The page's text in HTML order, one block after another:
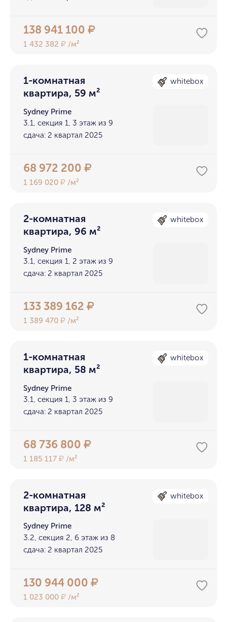
138 941 100₽
1 432 382₽ /м²
1-комнатная
квартира, 59 м²
whitebox
Sydney Prime
3.1, секция 1, 3 этаж из 9
сдача: 2 квартал 2025
68 972 200₽
1 169 020₽ /м²
2-комнатная
квартира, 96 м²
whitebox
Sydney Prime
3.1, секция 1, 2 этаж из 9
сдача: 2 квартал 2025
133 389 162₽
1 389 470₽ /м²
1-комнатная
квартира, 58 м²
whitebox
Sydney Prime
3.1, секция 1, 3 этаж из 9
сдача: 2 квартал 2025
68 736 800₽
1 185 117₽ /м²
2-комнатная
квартира, 128 м²
whitebox
Sydney Prime
3.2, секция 2, 6 этаж из 8
сдача: 2 квартал 2025
130 944 000₽
1 023 000₽ /м²